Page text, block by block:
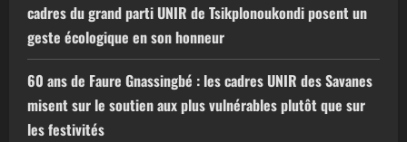
cadres du grand parti UNIR de Tsikplonoukondi posent un
geste écologique en son honneur
60 ans de Faure Gnassingbé : les cadres UNIR des Savanes
misent sur le soutien aux plus vulnérables plutôt que sur
les festivités